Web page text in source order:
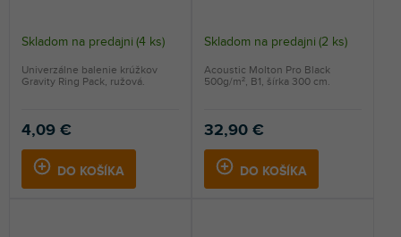
Skladom na predajni (4 ks)
4,09 €
DO KOŠÍKA
Univerzálne balenie krúžkov
Gravity Ring Pack, ružová.
Skladom na predajni (2 ks)
32,90 €
DO KOŠÍKA
Acoustic Molton Pro Black
500g/m², B1, šírka 300 cm.